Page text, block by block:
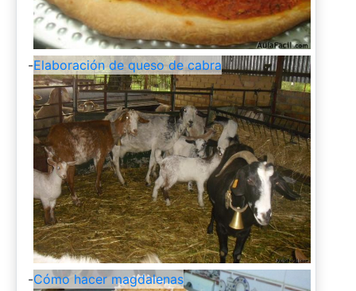
-Elaboración de queso de cabra
-Cómo hacer magdalenas